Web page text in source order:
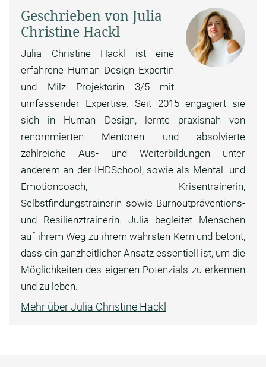
Geschrieben von Julia
Christine Hackl
Julia Christine Hackl ist eine
erfahrene Human Design Expertin
und Milz Projektorin 3/5 mit
umfassender Expertise. Seit 2015 engagiert sie
sich in Human Design, lernte praxisnah von
renommierten Mentoren und absolvierte
zahlreiche Aus- und Weiterbildungen unter
anderem an der IHDSchool, sowie als Mental- und
Emotioncoach, Krisentrainerin,
Selbstfindungstrainerin sowie Burnoutpräventions-
und Resilienztrainerin. Julia begleitet Menschen
auf ihrem Weg zu ihrem wahrsten Kern und betont,
dass ein ganzheitlicher Ansatz essentiell ist, um die
Möglichkeiten des eigenen Potenzials zu erkennen
und zu leben.
Mehr über Julia Christine Hackl